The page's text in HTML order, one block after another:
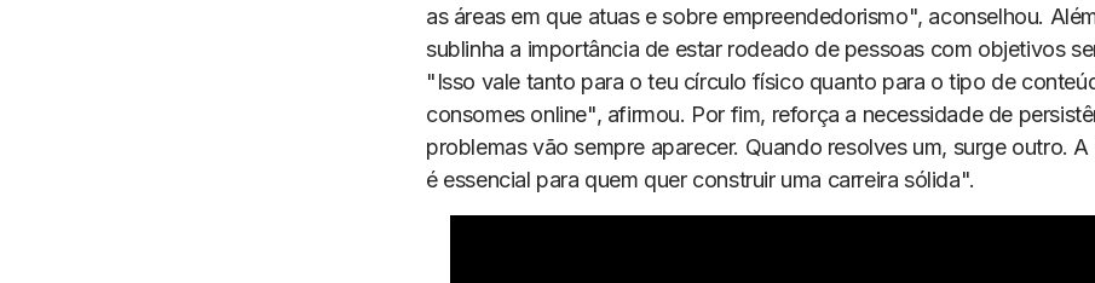
as áreas em que atuas e sobre empreendedorismo", aconselhou.
sublinha a importância de estar rodeado de pessoas com objetivos
"Isso vale tanto para o teu círculo físico quanto para o tipo de
consomes online", afirmou. Por fim, reforça a necessidade de
problemas vão sempre aparecer. Quando resolves um, surge outro. A
é essencial para quem quer construir uma carreira sólida".